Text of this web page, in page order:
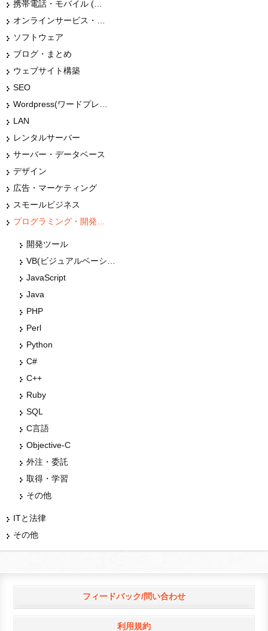
ソフトウェア
ブログ・まとめ
ウェブサイト構築
SEO
LAN
レンタルサーバー
サーバー・データベース
デザイン
広告・マーケティング
スモールビジネス
開発ツール
JavaScript
Java
PHP
Perl
Python
C#
C++
Ruby
SQL
C言語
Objective-C
外注・委託
取得・学習
その他
ITと法律
その他
フィードバック/問い合わせ
利用規約